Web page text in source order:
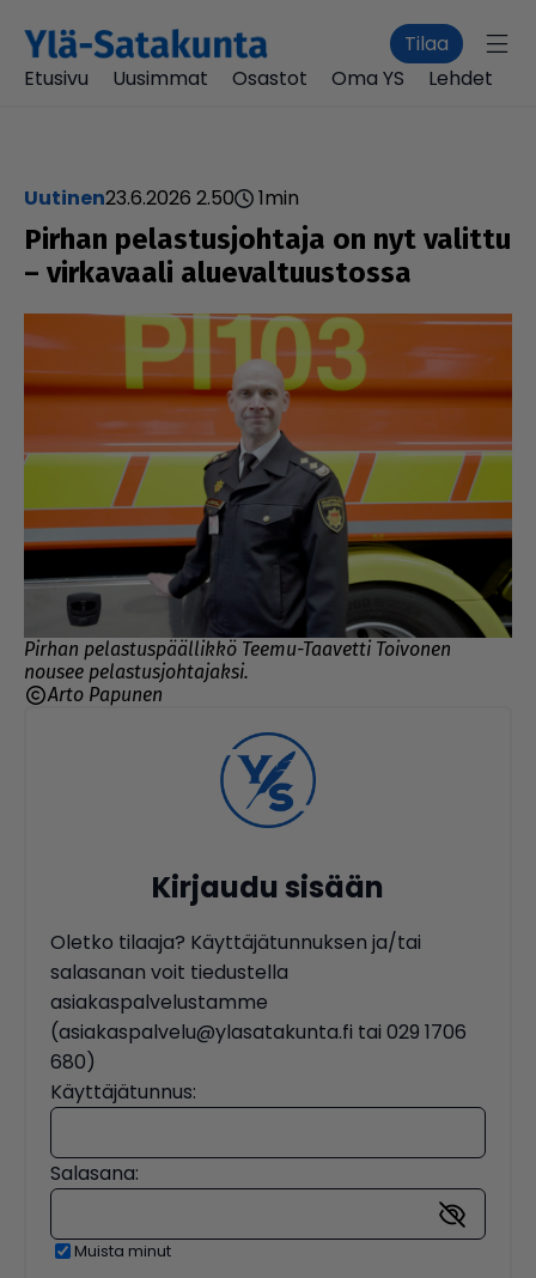
Tilaa
Etusivu
Uusimmat Osastot Oma YS Lehdet
uutinen23.6.2026 2.50 1min
Pirhan pelas­tus­joh­taja on nyt valittu
– vir­ka­vaali alu­e­val­tuus­tossa
Pirhan pelastuspäällikkö Teemu-Taavetti Toivonen
nousee pelastusjohtajaksi.
Arto Papunen
Kirjaudu sisään
Oletko tilaaja? Käyttäjätunnuksen ja/tai
salasanan voit tiedustella
asiakaspalvelustamme
(asiakaspalvelu@ylasatakunta.fi tai 029 1706
680)
Käyttäjätunnus:
Salasana:
Muista minut